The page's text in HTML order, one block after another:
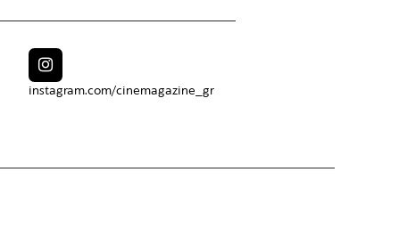
instagram.com/cinemagazine_gr